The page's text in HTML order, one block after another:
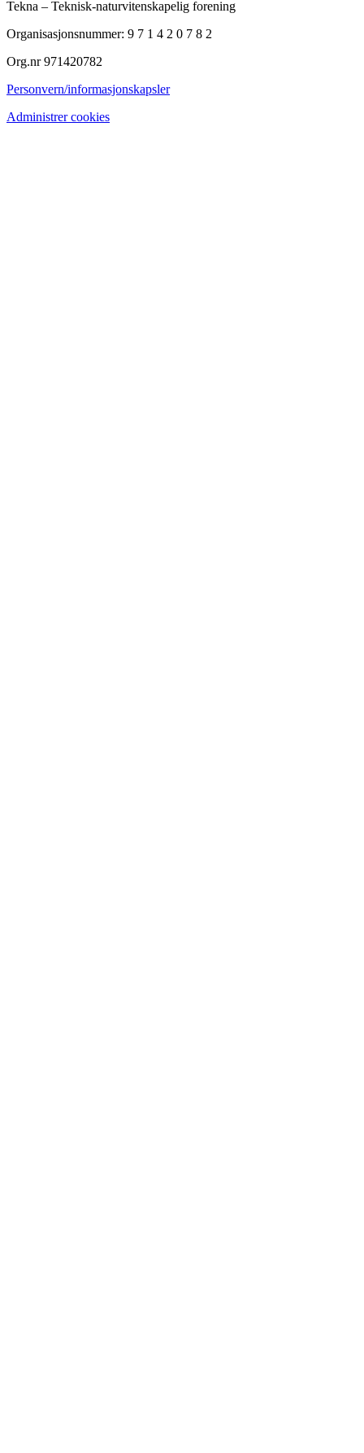
Tekna – Teknisk-naturvitenskapelig forening
Organisasjonsnummer: 9 7 1 4 2 0 7 8 2
Org.nr 971420782
Personvern/informasjonskapsler
Administrer cookies